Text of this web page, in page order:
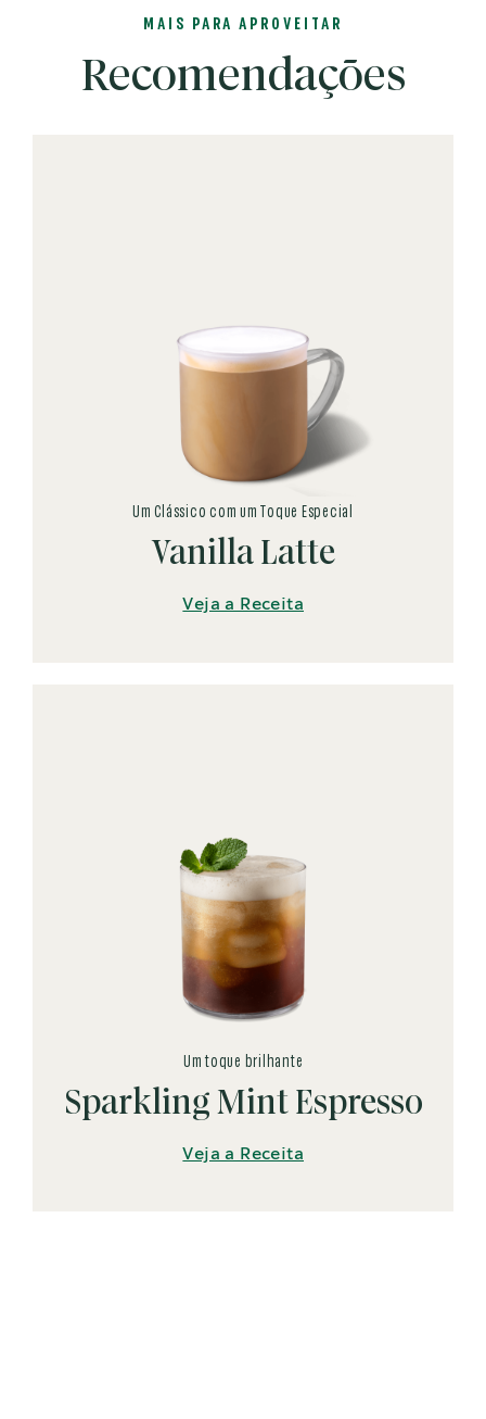
MAIS PARA APROVEITAR
Recomendações
Vanilla Latte
Um Clássico com um Toque Especial
Veja a Receita
Sparkling Mint Espresso
Um toque brilhante
Veja a Receita